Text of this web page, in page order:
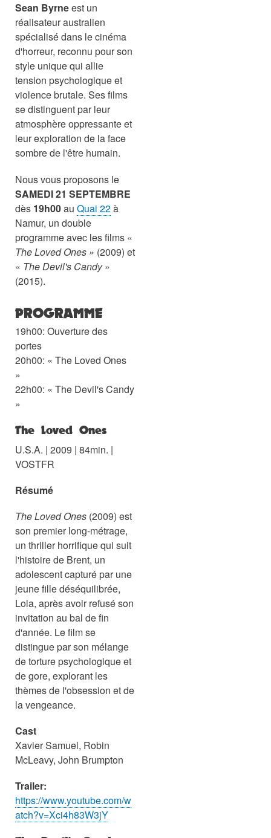
Sean Byrneest un
réalisateur australien
spécialisé dans le cinéma
d'horreur, reconnu pour son
style unique qui allie
tension psychologique et
violence brutale. Ses films
se distinguent par leur
atmosphère oppressante et
leur exploration de la face
sombre de l'être humain.
Nous vous proposons le
SAMEDI 21 SEPTEMBRE
dès 19h00au Quai 22à
Namur, un double
programme avec les films «
The Loved Ones » (2009) et
« The Devil's Candy»
(2015).
PROGRAMME
19h00: Ouverture des
portes
20h00: « The Loved Ones
»
22h00: « The Devil's Candy
»
The Loved Ones
U.S.A. | 2009 | 84min. |
VOSTFR
Résumé
The Loved Ones (2009) est
son premier long-métrage,
un thriller horrifique qui suit
l'histoire de Brent, un
adolescent capturé par une
jeune fille déséquilibrée,
Lola, après avoir refusé son
invitation au bal de fin
d'année. Le film se
distingue par son mélange
de torture psychologique et
de gore, explorant les
thèmes de l'obsession et de
la vengeance.
Cast
Xavier Samuel, Robin
McLeavy, John Brumpton
Trailer:
https://www.youtube.com/w
atch?v=Xci4h83W3jY